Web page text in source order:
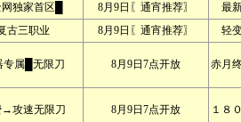
网独家首区█ 8月9日〖通宵推荐〗
最
古三职业 8月9日〖通宵推荐〗 轻
专属█无限刀 8月9日7点开放 赤月
→攻速无限刀 8月9日7点开放 １８